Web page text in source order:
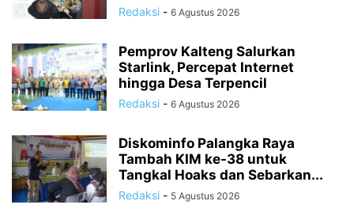
Redaksi - 6 Agustus 2026
Pemprov Kalteng Salurkan
Starlink, Percepat Internet
hingga Desa Terpencil
Redaksi - 6 Agustus 2026
Diskominfo Palangka Raya
Tambah KIM ke-38 untuk
Tangkal Hoaks dan Sebarkan...
Redaksi - 5 Agustus 2026